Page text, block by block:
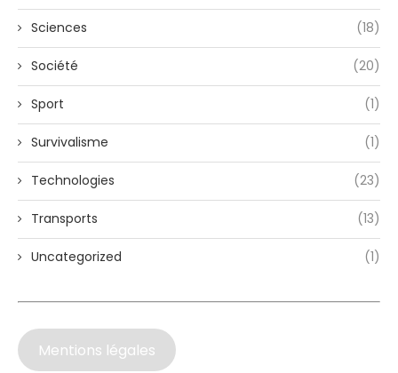
Sciences (18)
Société (20)
Sport (1)
Survivalisme (1)
Technologies (23)
Transports (13)
Uncategorized (1)
Mentions légales